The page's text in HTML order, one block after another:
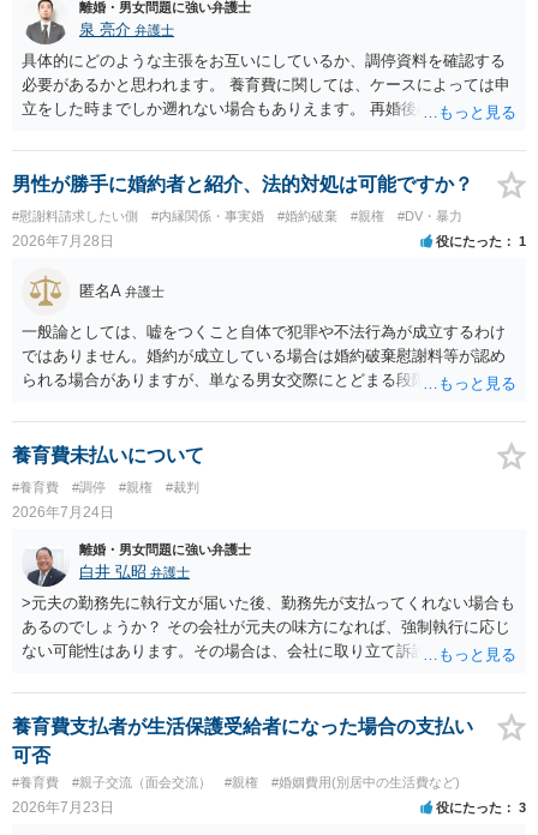
離婚・男女問題に強い弁護士
泉 亮介 弁護士
具体的にどのような主張をお互いにしているか、調停資料を確認する
必要があるかと思われます。 養育費に関しては、ケースによっては申
立をした時までしか遡れない場合もありえます。 再婚後の相手方の行
養育費に関するやりとり等があればそちらについても確認する必要が
あるでしょう。 公開相談の場での回答よりも個別に弁護士にご相談さ
男性が勝手に婚約者と紹介、法的対処は可能ですか？
#慰謝料請求したい側 #内縁関係・事実婚 #婚約破棄 #親権 #DV・暴力
2026年7月28日 役にたった 1
匿名A 弁護士
一般論としては、嘘をつくこと自体で犯罪や不法行為が成立するわけ
ではありません。婚約が成立している場合は婚約破棄慰謝料等が認め
られる場合がありますが、単なる男女交際にとどまる段階の場合、独
慰謝料は生じないことが多いと思われます。 お怒りはごもっともです
が、仮に交際を進めたとしても後に相手を信頼できなくなる可能性が
高かったということですので、むしろ結婚しなくてよかったと割り切
って、交際を終わらせるのがよいと思います。
養育費未払いについて
#養育費 #調停 #親権 #裁判
2026年7月24日
離婚・男女問題に強い弁護士
白井 弘昭 弁護士
>元夫の勤務先に執行文が届いた後、勤務先が支払ってくれない場合も
あるのでしょうか？ その会社が元夫の味方になれば、強制執行に応じ
ない可能性はあります。その場合は、会社に取り立て訴訟を行うこと
押さえ、元夫名義の車の差し押さえ競売などを検討します。 ＞何もで
きなかった場合は、公正証書の原本は戻ってくるのでしょうか？ 取れ
ても取れなくても、執行裁判所に原本の還付請求を行えば還付されま
す。 ＞他の弁護士さんに再度依頼できるのでしょうか？ できます。た
だ、取れなかった場合に取り立て訴訟等を起こしてもらえば、他の弁
護士に頼む必要は無いでしょう。 以上、ご参考まで。
養育費支払者が生活保護受給者になった場合の支払い
可否
#養育費 #親子交流（面会交流） #親権 #婚姻費用(別居中の生活費など)
2026年7月23日 役にたった 3